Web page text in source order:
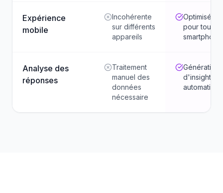
Expérience
mobile
Incohérente
sur différents
appareils
Optimisé
pour tout
smartphone
Analyse des
réponses
Traitement
manuel des
données
nécessaire
Génération
d'insights
automatisée